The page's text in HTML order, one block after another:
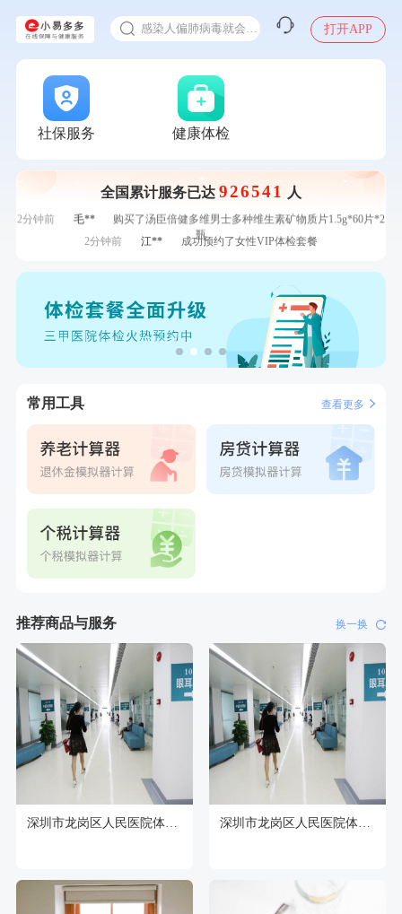
甲状腺癌怎么筛查
打开APP
社保服务 健康体检
全国累计服务已达 926541 人
7分钟前 林**
成功预约糖尿病强化体检套餐
7分钟前
毛**
购买了联创雅斯奶锅DF-CP103M
刚刚
购买了宁安堡新疆无核红枣干150g*2
刚刚
购买了宁安堡新疆无核红枣干150g*2
刚刚
成功预约糖尿病强化体检套餐
1分钟前
林**
购买了小熊电烤箱 DKX-F10M6
2分钟前
毛** 购买了汤臣倍健多维男士多种维生素矿物质片1.5g*60片*2
瓶
2分钟前 江**
成功预约了女性VIP体检套餐
购买了公牛环球旅行转换器—L07
6分钟前
何*
购买了K3颈椎按摩仪（浅灰色）
6分钟前
江**
成功预约了标准套餐（男）
成功预约糖尿病强化体检套餐
刚刚
购买了宁安堡新疆无核红枣干150g*2
常用工具 查看更多
推荐商品与服务 换一换
深圳市龙岗区人民医院体检中心 深圳市龙岗区人民医院体检中心